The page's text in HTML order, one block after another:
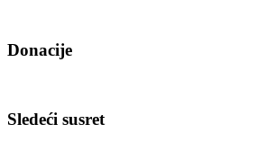
Donacije
Sledeći susret